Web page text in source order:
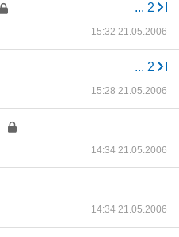
... 2
15:32 21.05.2006
... 2
15:28 21.05.2006
14:34 21.05.2006
14:34 21.05.2006